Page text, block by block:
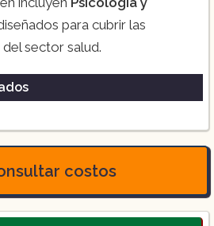
para cubrir las
sector salud.
costos